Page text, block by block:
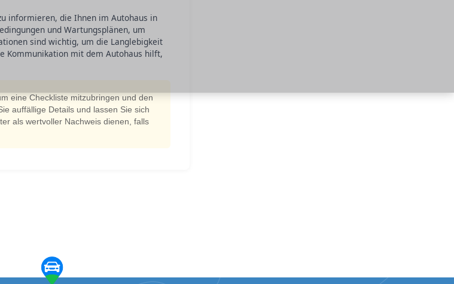
informieren, die Ihnen im Autohaus in
und Wartungsplänen, um
sind wichtig, um die Langlebigkeit
Kommunikation mit dem Autohaus hilft,
eine Checkliste mitzubringen und den
auffällige Details und lassen Sie sich
als wertvoller Nachweis dienen, falls